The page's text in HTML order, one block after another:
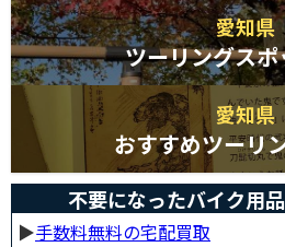
愛知県
ツーリングス
愛知県
おすすめツーリ
不要になったバイク用
▶︎手数料無料の宅配買取